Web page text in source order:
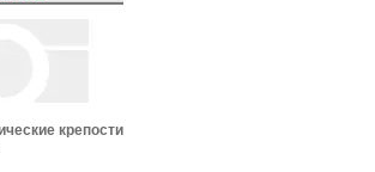
крепости